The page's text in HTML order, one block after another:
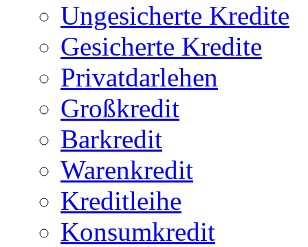
Ungesicherte Kredite
Gesicherte Kredite
Privatdarlehen
Großkredit
Barkredit
Warenkredit
Kreditleihe
Konsumkredit